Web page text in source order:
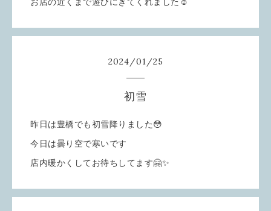
2024/01/25
初雪
昨日は豊橋でも初雪降りました😳
今日は曇り空で寒いです
店内暖かくしてお待ちしてます🤗✨